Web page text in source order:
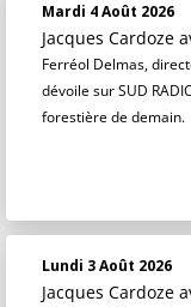
Mardi 4 Août 2026
Jacques Cardoze
Ferréol Delmas,
dévoile sur SUD
forestière de demain.
Lundi 3 Août 2026
Jacques Cardoze